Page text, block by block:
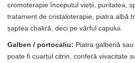
cromoterapie începutul vieții, puritatea,
tratament de cristaloterapie, piatra albă
șaptea chakră, deci pe vârful capului.
Galben / portocaliu: Piatra galbenă
poate fi cuarțul citrin, conferă vivacitate